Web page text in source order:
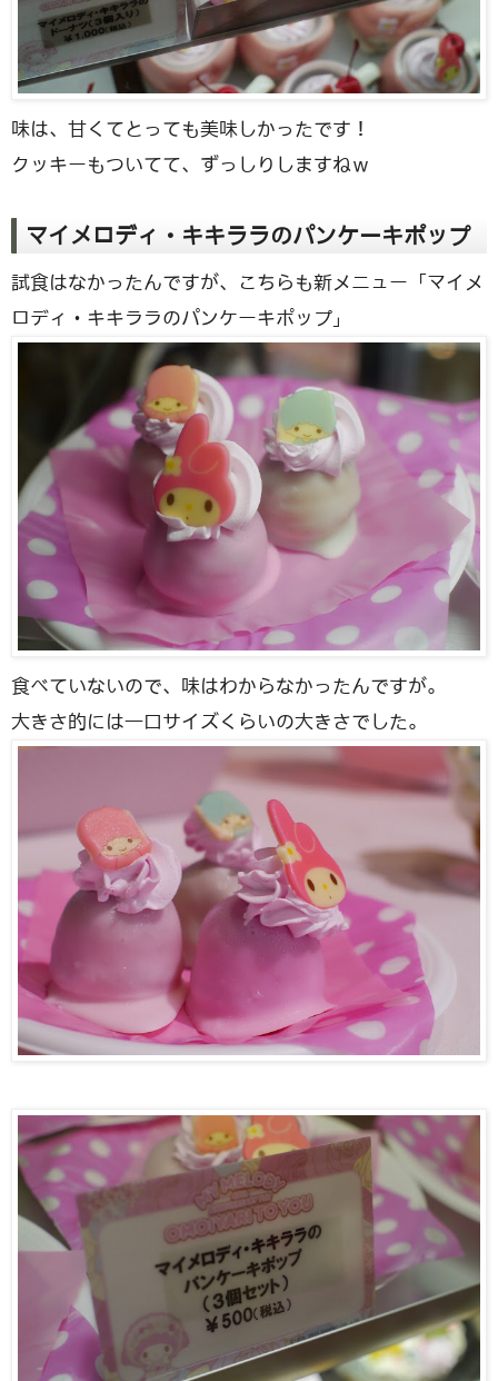
味は、甘くてとっても美味しかったです！
クッキーもついてて、ずっしりしますねｗ
マイメロディ・キキララのパンケーキポップ
試食はなかったんですが、こちらも新メニュー「マイメ
ロディ・キキララのパンケーキポップ」
食べていないので、味はわからなかったんですが。
大きさ的には一口サイズくらいの大きさでした。